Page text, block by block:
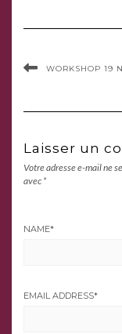
WORKSHOP 19
Laisser un
Votre adresse e-mail ne
avec *
NAME*
EMAIL ADDRESS*